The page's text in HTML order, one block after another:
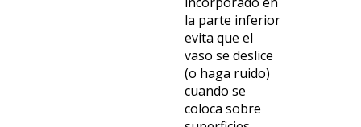
la parte inferior
evita que el
vaso se deslice
(o haga ruido)
cuando se
coloca sobre